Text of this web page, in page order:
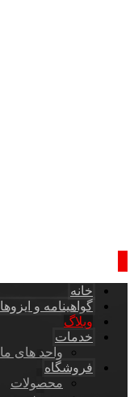
خانه
گواهینامه و ایزوها
وبلاگ
خدمات
واحد های ما
فروشگاه
محصولات